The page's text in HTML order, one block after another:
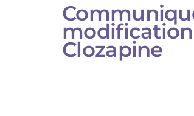
Clozapine